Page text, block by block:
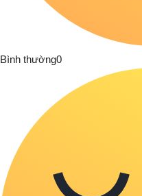
Bình thường0